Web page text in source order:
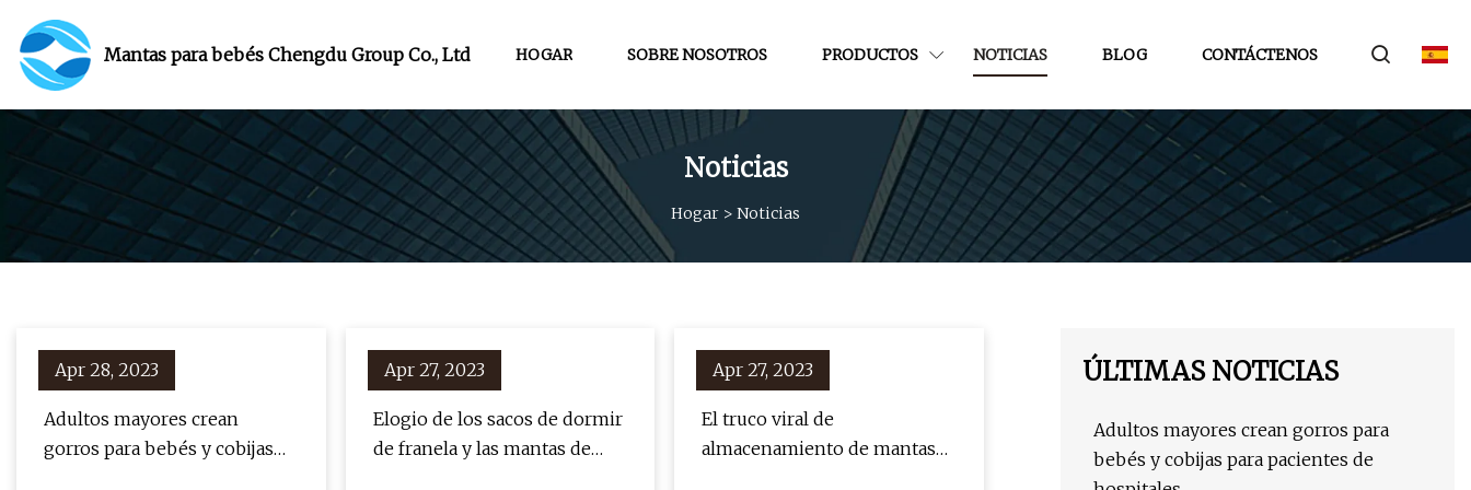
Mantas para bebés Chengdu Group Co., Ltd HOGAR SOBRE NOSOTROS PRODUCTOS NOTICIAS BLOG CONTÁCTENOS
Noticias
Hogar > Noticias
Apr 28, 2023
Adultos mayores crean
gorros para bebés y cobijas
Apr 27, 2023
Elogio de los sacos de dormir
de franela y las mantas de
Apr 27, 2023
El truco viral de
almacenamiento de mantas
ÚLTIMAS NOTICIAS
Adultos mayores crean gorros para
bebés y cobijas para pacientes de